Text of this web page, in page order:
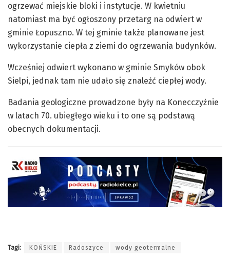
ogrzewać miejskie bloki i instytucje. W kwietniu
natomiast ma być ogłoszony przetarg na odwiert w
gminie Łopuszno. W tej gminie także planowane jest
wykorzystanie ciepła z ziemi do ogrzewania budynków.
Wcześniej odwiert wykonano w gminie Smyków obok
Sielpi, jednak tam nie udało się znaleźć ciepłej wody.
Badania geologiczne prowadzone były na Konecczyźnie
w latach 70. ubiegłego wieku i to one są podstawą
obecnych dokumentacji.
Tagi: KOŃSKIE Radoszyce wody geotermalne